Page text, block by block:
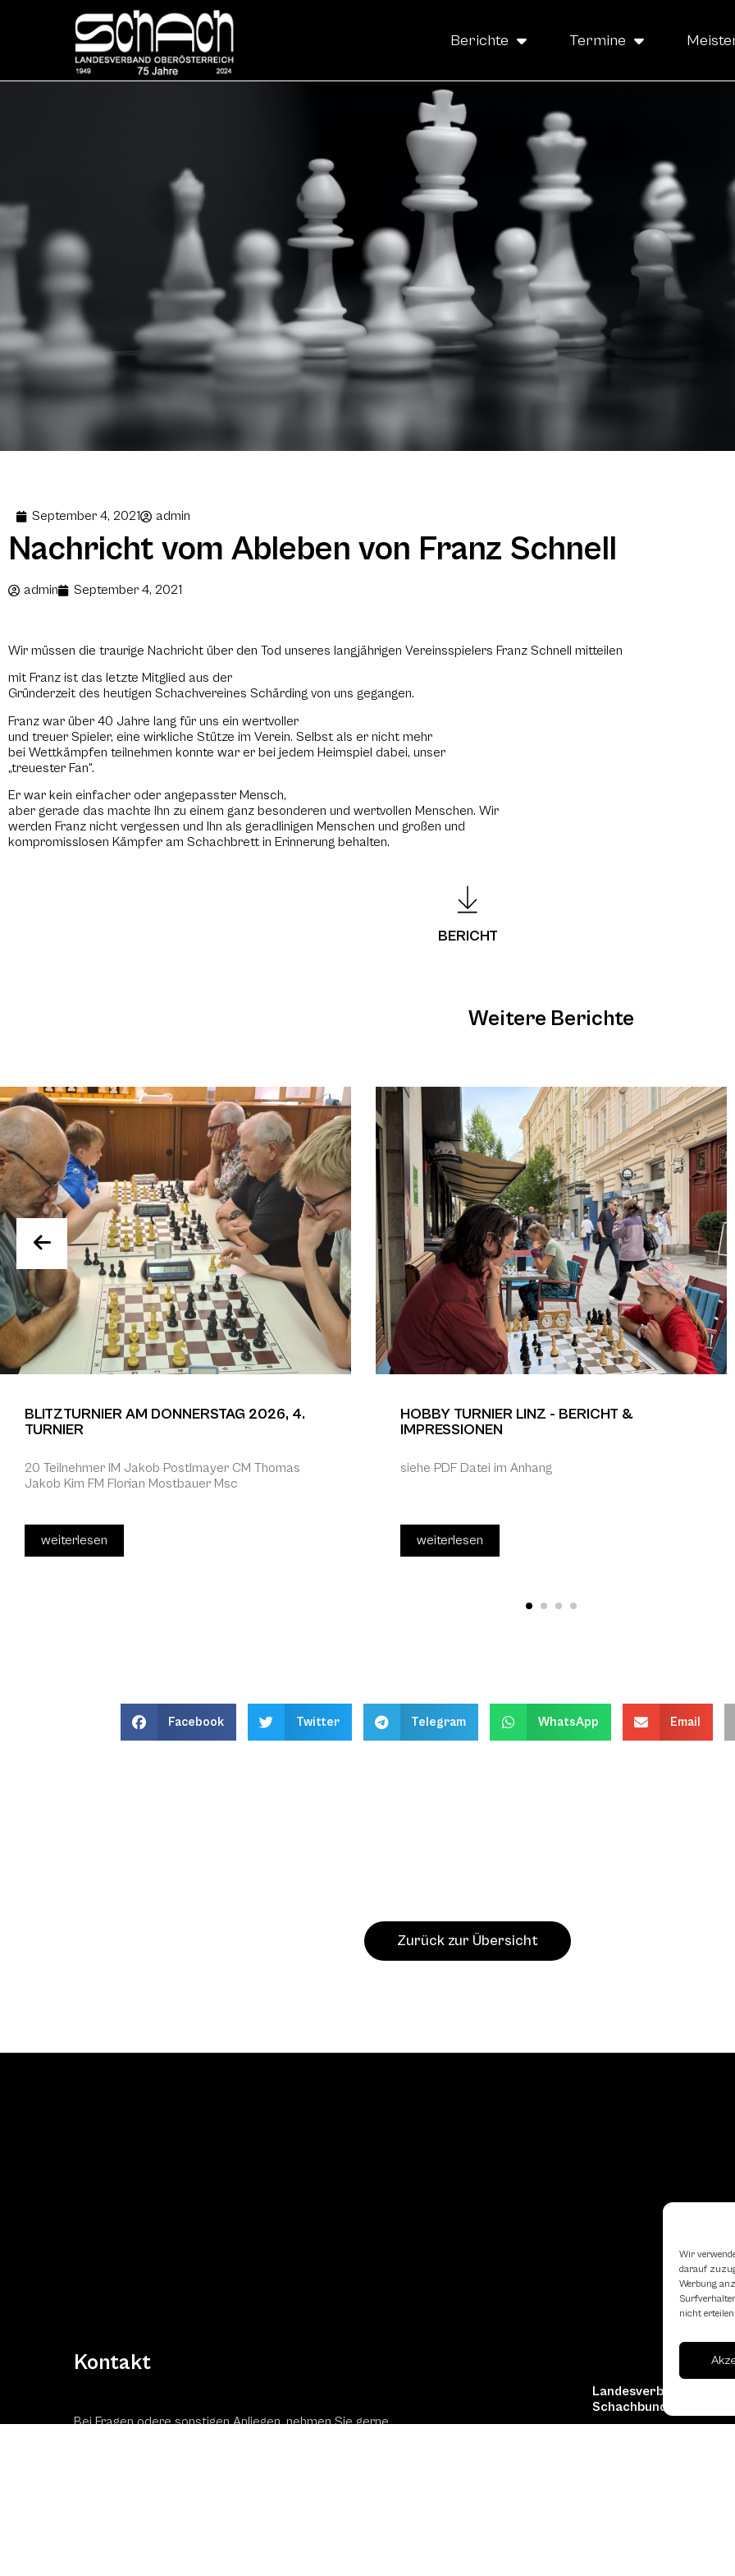
Wir
darauf
Werbung
nicht
Berichte Termine
September 4, 2021 admin
Nachricht vom Ableben von Franz Schnell
admin September 4, 2021
Wir müssen die traurige Nachricht über den Tod unseres langjährigen Vereinsspielers Franz Schnell mitteilen
mit Franz ist das letzte Mitglied aus der
Gründerzeit des heutigen Schachvereines Schärding von uns gegangen.
Franz war über 40 Jahre lang für uns ein wertvoller
und treuer Spieler, eine wirkliche Stütze im Verein. Selbst als er nicht mehr
bei Wettkämpfen teilnehmen konnte war er bei jedem Heimspiel dabei, unser
„treuester Fan“.
Er war kein einfacher oder angepasster Mensch,
aber gerade das machte Ihn zu einem ganz besonderen und wertvollen Menschen. Wir
werden Franz nicht vergessen und Ihn als geradlinigen Menschen und großen und
kompromisslosen Kämpfer am Schachbrett in Erinnerung behalten.
BERICHT
Weitere Berichte
BLITZTURNIER AM DONNERSTAG 2026, 4.
TURNIER
20 Teilnehmer IM Jakob Postlmayer CM Thomas
Jakob Kim FM Florian Mostbauer Msc
weiterlesen
HOBBY TURNIER LINZ - BERICHT &
IMPRESSIONEN
siehe PDF Datei im Anhang
weiterlesen
Facebook Twitter Telegram WhatsApp Email
Zurück zur Übersicht
Kontakt
Bei Fragen odere sonstigen Anliegen, nehmen Sie gerne
Landesverband
Schachbundes